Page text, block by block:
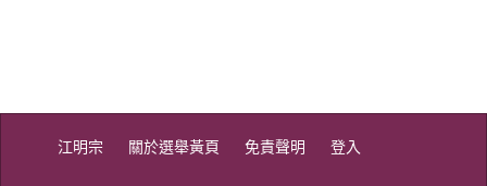
江明宗 關於選舉黃頁 免責聲明 登入